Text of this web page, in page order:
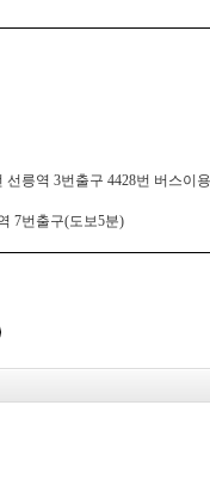
선릉역 3번출구 4428번 버스이
7번출구(도보5분)